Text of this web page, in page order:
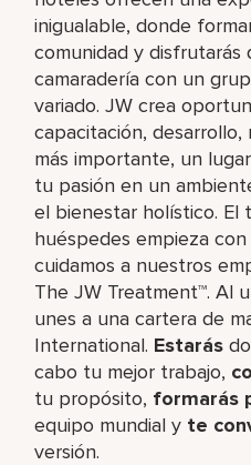
inigualable, donde
comunidad y disfrutarás
camaradería con un
variado. JW crea
capacitación,
más importante, un
tu pasión en un
el bienestar holístico. El
huéspedes empieza
cuidamos a nuestros
The JW Treatment™. Al
unes a una cartera de
International. Estarás
cabo tu mejor trabajo,​
tu propósito, formarás
equipo mundial y te
versión.